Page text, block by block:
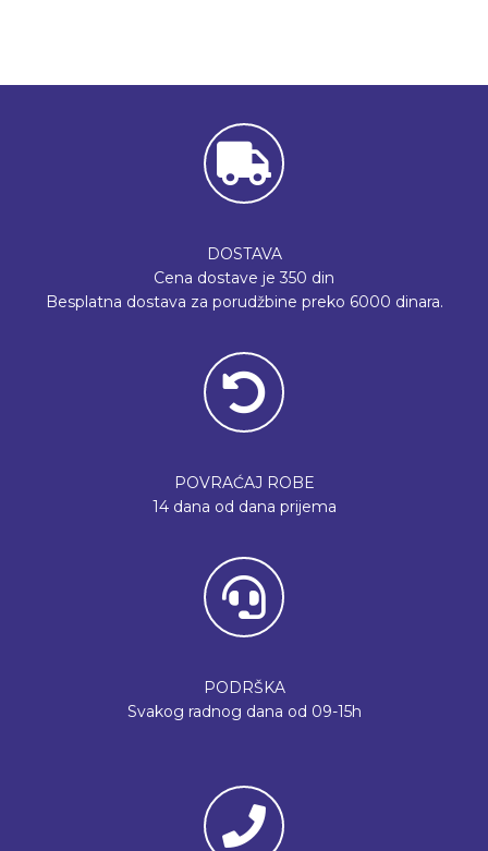
DOSTAVA
Cena dostave je 350 din
Besplatna dostava za porudžbine preko 6000 dinara.
POVRAĆAJ ROBE
14 dana od dana prijema
PODRŠKA
Svakog radnog dana od 09-15h